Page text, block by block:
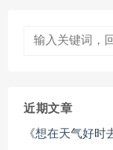
近期文章
《想在天气好时